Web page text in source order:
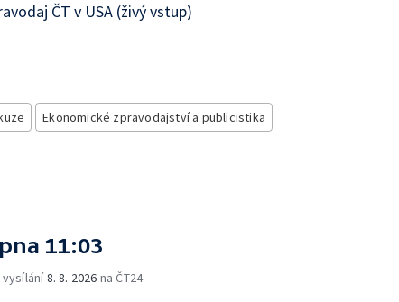
ČT v USA (živý vstup)
Ekonomické zpravodajství a publicistika
11:03
8. 8. 2026 na ČT24